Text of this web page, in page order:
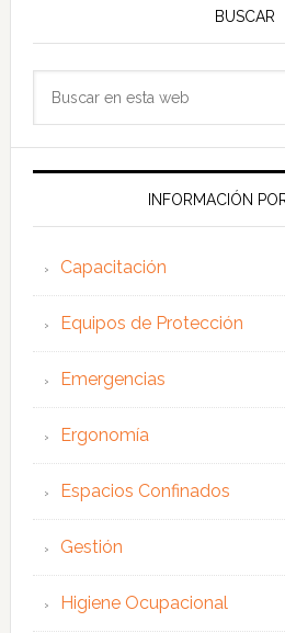
BUSCAR
web
INFORMACIÓN
Capacitación
Equipos de Protección
Emergencias
Ergonomía
Espacios Confinados
Gestión
Higiene Ocupacional